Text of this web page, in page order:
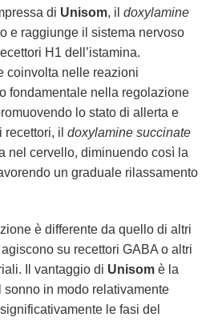
di Unisom, il doxylamine
e raggiunge il sistema nervoso
H1 dell’istamina.
coinvolta nelle reazioni
fondamentale nella regolazione
lo stato di allerta e
il doxylamine succinate
nel cervello, diminuendo così la
un graduale rilassamento
è differente da quello di altri
su recettori GABA o altri
Il vantaggio di Unisom è la
in modo relativamente
le fasi del